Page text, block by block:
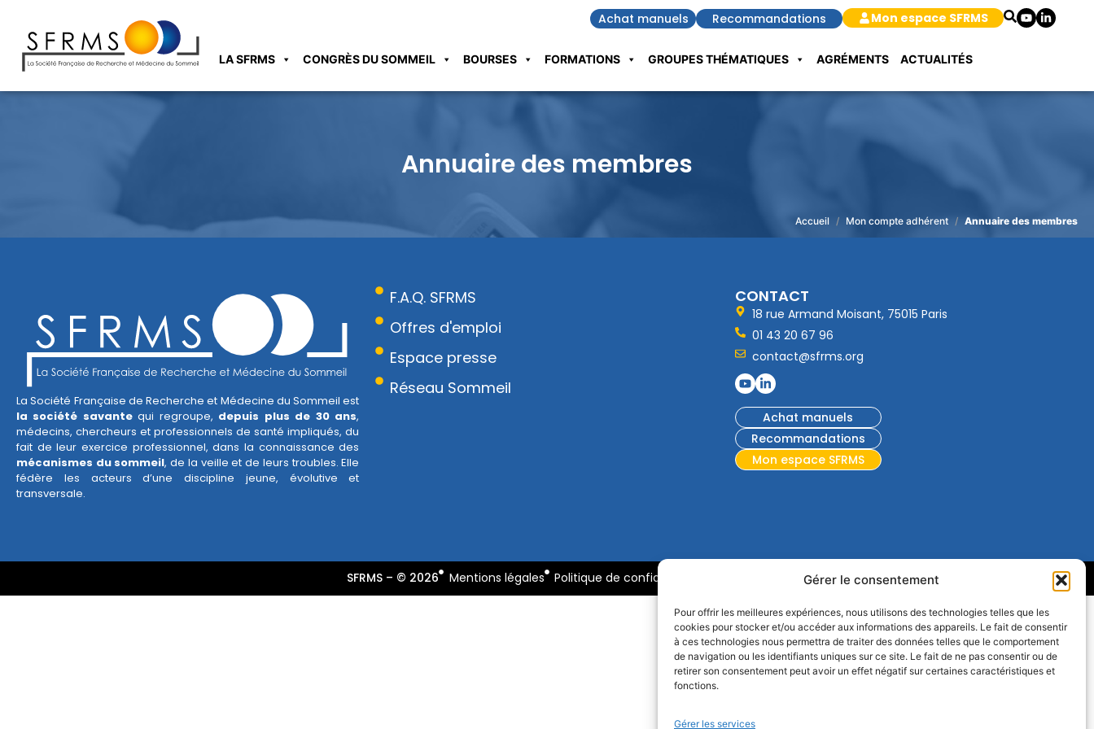
Gérer le consentement
Pour offrir les meilleures expériences, nous utilisons des technologies telles que les
cookies pour stocker et/ou accéder aux informations des appareils. Le fait de consentir
à ces technologies nous permettra de traiter des données telles que le comportement
de navigation ou les identifiants uniques sur ce site. Le fait de ne pas consentir ou de
retirer son consentement peut avoir un effet négatif sur certaines caractéristiques et
fonctions.
Gérer les services
Mon espace SFRMS
Recommandations
Achat manuels
LA SFRMS CONGRÈS DU SOMMEIL BOURSES FORMATIONS GROUPES THÉMATIQUES AGRÉMENTS ACTUALITÉS
Annuaire des membres
Accueil Mon compte adhérent Annuaire des membres
La Société Française de Recherche et Médecine du Sommeil est
la société savantequi regroupe, depuis plus de 30 ans,
médecins, chercheurs et professionnels de santé impliqués, du
fait de leur exercice professionnel, dans la connaissance des
mécanismes du sommeil, de la veille et de leurs troubles. Elle
fédère les acteurs d’une discipline jeune, évolutive et
transversale.
F.A.Q. SFRMS
Offres d'emploi
Espace presse
Réseau Sommeil
CONTACT
18 rue Armand Moisant, 75015 Paris
01 43 20 67 96
contact@sfrms.org
Achat manuels
Recommandations
Mon espace SFRMS
SFRMS – © 2026 Mentions légales Politique de confidentialité